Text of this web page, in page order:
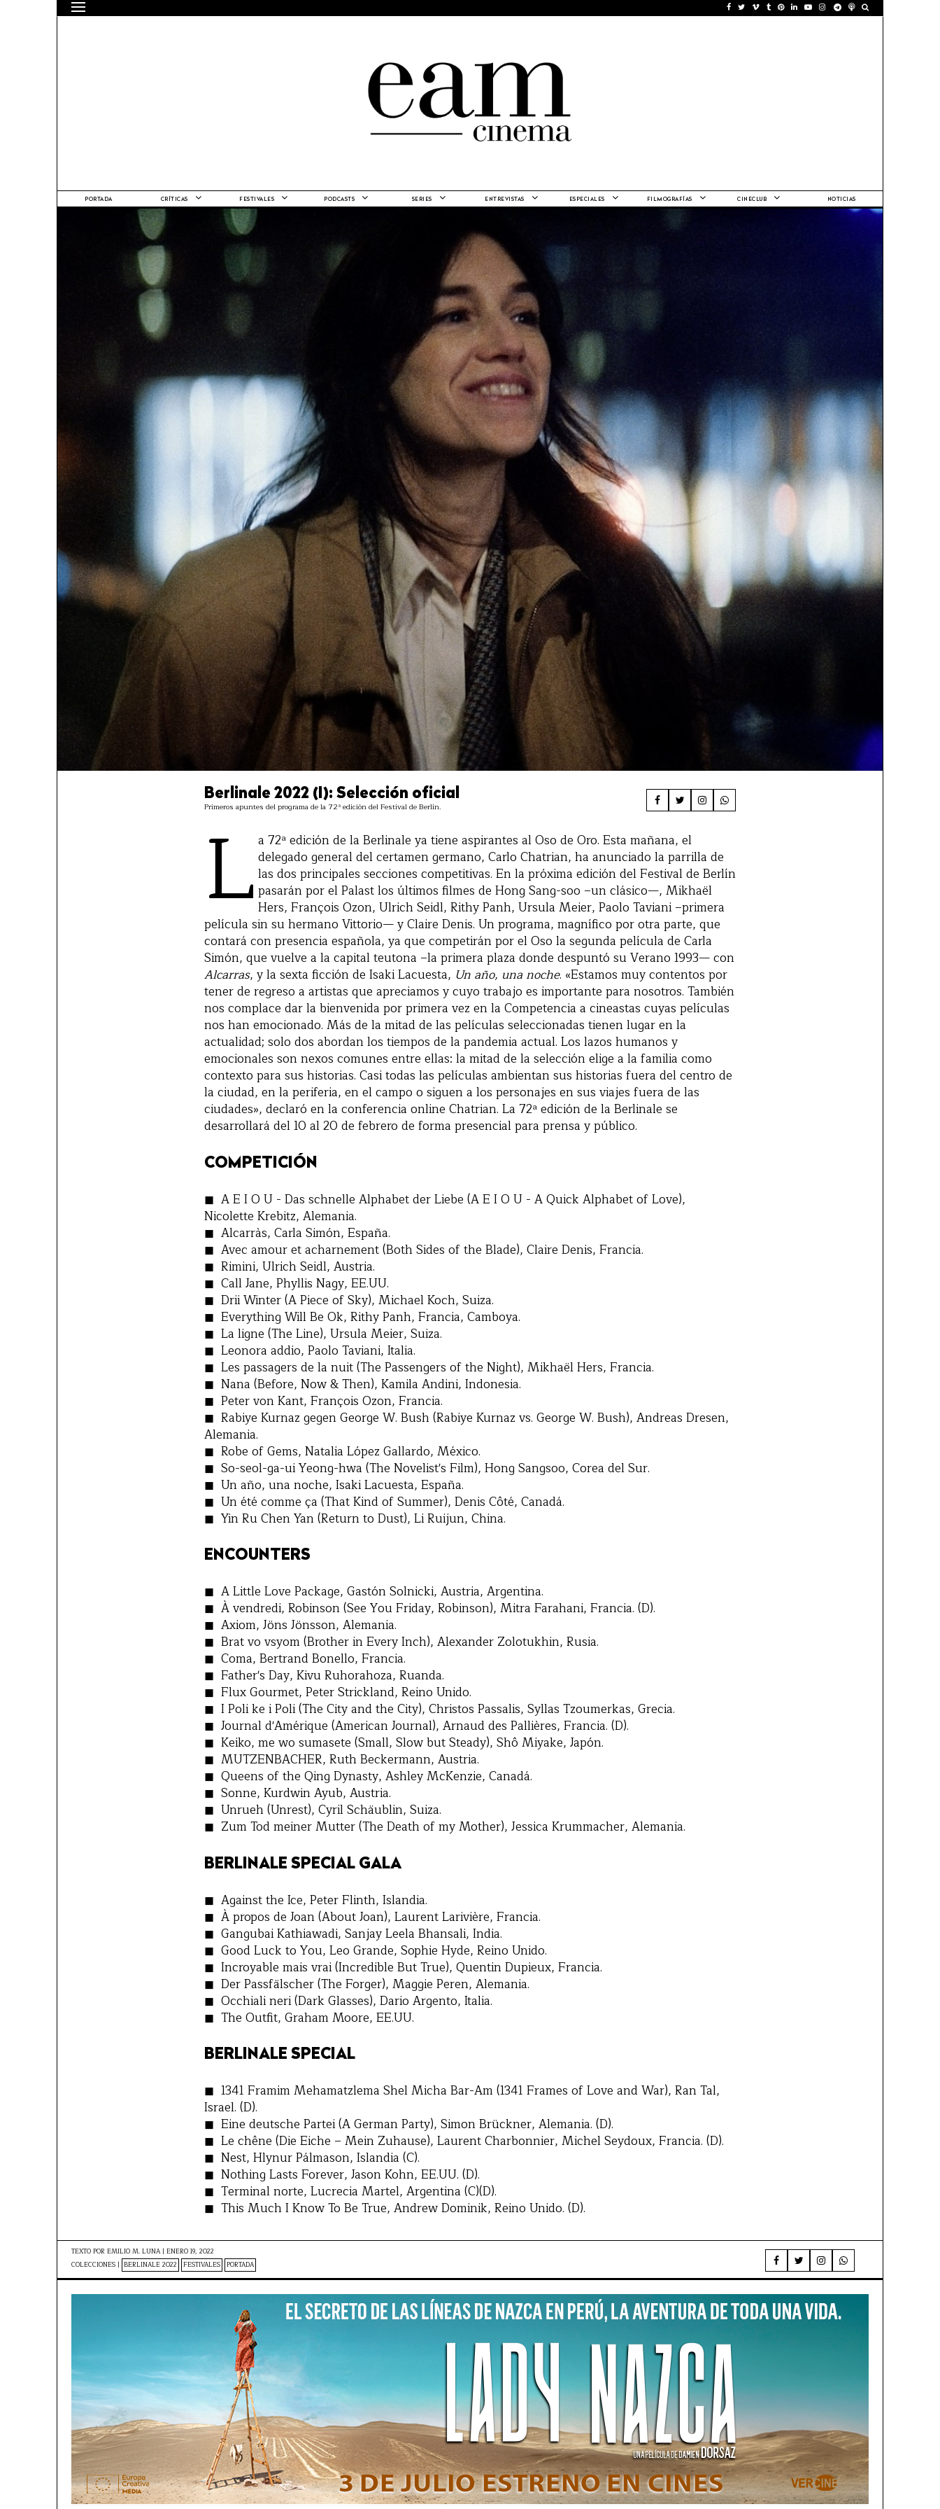
PORTADA CRÍTICAS FESTIVALES PODCASTS SERIES ENTREVISTAS ESPECIALES FILMOGRAFÍAS CINECLUB NOTICIAS
Berlinale 2022 (I): Selección oficial
Primeros apuntes del programa de la 72ª edición del Festival de Berlín.
L a 72ª edición de la Berlinale ya tiene aspirantes al Oso de Oro. Esta mañana, el
delegado general del certamen germano, Carlo Chatrian, ha anunciado la parrilla de
las dos principales secciones competitivas. En la próxima edición del Festival de Berlín
pasarán por el Palast los últimos filmes de Hong Sang-soo –un clásico—, Mikhaël
Hers, François Ozon, Ulrich Seidl, Rithy Panh, Ursula Meier, Paolo Taviani –primera
película sin su hermano Vittorio— y Claire Denis. Un programa, magnífico por otra parte, que
contará con presencia española, ya que competirán por el Oso la segunda película de Carla
Simón, que vuelve a la capital teutona –la primera plaza donde despuntó su Verano 1993— con
Alcarras, y la sexta ficción de Isaki Lacuesta, Un año, una noche. «Estamos muy contentos por
tener de regreso a artistas que apreciamos y cuyo trabajo es importante para nosotros. También
nos complace dar la bienvenida por primera vez en la Competencia a cineastas cuyas películas
nos han emocionado. Más de la mitad de las películas seleccionadas tienen lugar en la
actualidad; solo dos abordan los tiempos de la pandemia actual. Los lazos humanos y
emocionales son nexos comunes entre ellas: la mitad de la selección elige a la familia como
contexto para sus historias. Casi todas las películas ambientan sus historias fuera del centro de
la ciudad, en la periferia, en el campo o siguen a los personajes en sus viajes fuera de las
ciudades», declaró en la conferencia online Chatrian. La 72ª edición de la Berlinale se
desarrollará del 10 al 20 de febrero de forma presencial para prensa y público.
COMPETICIÓN
A E I O U - Das schnelle Alphabet der Liebe (A E I O U - A Quick Alphabet of Love),
Nicolette Krebitz, Alemania.
Alcarràs, Carla Simón, España.
Avec amour et acharnement (Both Sides of the Blade), Claire Denis, Francia.
Rimini, Ulrich Seidl, Austria.
Call Jane, Phyllis Nagy, EE.UU.
Drii Winter (A Piece of Sky), Michael Koch, Suiza.
Everything Will Be Ok, Rithy Panh, Francia, Camboya.
La ligne (The Line), Ursula Meier, Suiza.
Leonora addio, Paolo Taviani, Italia.
Les passagers de la nuit (The Passengers of the Night), Mikhaël Hers, Francia.
Nana (Before, Now & Then), Kamila Andini, Indonesia.
Peter von Kant, François Ozon, Francia.
Rabiye Kurnaz gegen George W. Bush (Rabiye Kurnaz vs. George W. Bush), Andreas Dresen,
Alemania.
Robe of Gems, Natalia López Gallardo, México.
So-seol-ga-ui Yeong-hwa (The Novelist's Film), Hong Sangsoo, Corea del Sur.
Un año, una noche, Isaki Lacuesta, España.
Un été comme ça (That Kind of Summer), Denis Côté, Canadá.
Yin Ru Chen Yan (Return to Dust), Li Ruijun, China.
ENCOUNTERS
A Little Love Package, Gastón Solnicki, Austria, Argentina.
À vendredi, Robinson (See You Friday, Robinson), Mitra Farahani, Francia. (D).
Axiom, Jöns Jönsson, Alemania.
Brat vo vsyom (Brother in Every Inch), Alexander Zolotukhin, Rusia.
Coma, Bertrand Bonello, Francia.
Father's Day, Kivu Ruhorahoza, Ruanda.
Flux Gourmet, Peter Strickland, Reino Unido.
I Poli ke i Poli (The City and the City), Christos Passalis, Syllas Tzoumerkas, Grecia.
Journal d'Amérique (American Journal), Arnaud des Pallières, Francia. (D).
Keiko, me wo sumasete (Small, Slow but Steady), Shô Miyake, Japón.
MUTZENBACHER, Ruth Beckermann, Austria.
Queens of the Qing Dynasty, Ashley McKenzie, Canadá.
Sonne, Kurdwin Ayub, Austria.
Unrueh (Unrest), Cyril Schäublin, Suiza.
Zum Tod meiner Mutter (The Death of my Mother), Jessica Krummacher, Alemania.
BERLINALE SPECIAL GALA
Against the Ice, Peter Flinth, Islandia.
À propos de Joan (About Joan), Laurent Larivière, Francia.
Gangubai Kathiawadi, Sanjay Leela Bhansali, India.
Good Luck to You, Leo Grande, Sophie Hyde, Reino Unido.
Incroyable mais vrai (Incredible But True), Quentin Dupieux, Francia.
Der Passfälscher (The Forger), Maggie Peren, Alemania.
Occhiali neri (Dark Glasses), Dario Argento, Italia.
The Outfit, Graham Moore, EE.UU.
BERLINALE SPECIAL
1341 Framim Mehamatzlema Shel Micha Bar-Am (1341 Frames of Love and War), Ran Tal,
Israel. (D).
Eine deutsche Partei (A German Party), Simon Brückner, Alemania. (D).
Le chêne (Die Eiche – Mein Zuhause), Laurent Charbonnier, Michel Seydoux, Francia. (D).
Nest, Hlynur Pálmason, Islandia (C).
Nothing Lasts Forever, Jason Kohn, EE.UU. (D).
Terminal norte, Lucrecia Martel, Argentina (C)(D).
This Much I Know To Be True, Andrew Dominik, Reino Unido. (D).
TEXTO POR EMILIO M. LUNA | ENERO 19, 2022
COLECCIONES | BERLINALE 2022 FESTIVALES PORTADA